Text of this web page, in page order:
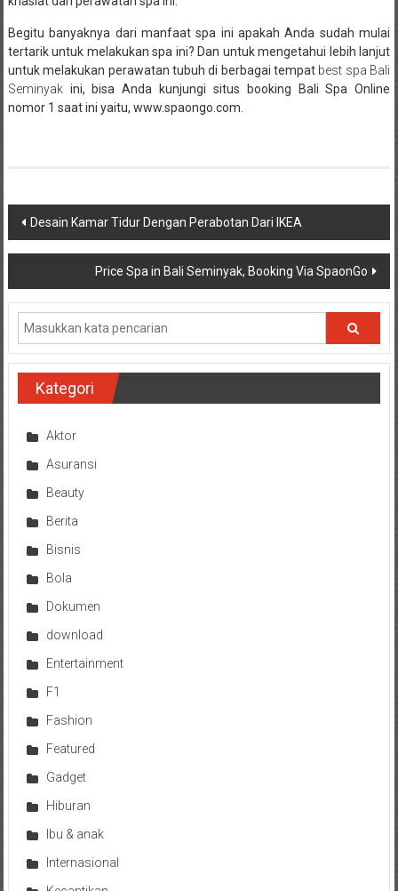
Begitu banyaknya dari manfaat spa ini apakah Anda sudah mulai
tertarik untuk melakukan spa ini? Dan untuk mengetahui lebih lanjut
untuk melakukan perawatan tubuh di berbagai tempat best spa Bali
Seminyak ini, bisa Anda kunjungi situs booking Bali Spa Online
nomor 1 saat ini yaitu, www.spaongo.com
Navigasi
pos
Desain Kamar Tidur Dengan Perabotan Dari IKEA
Price Spa in Bali Seminyak, Booking Via SpaonGo
Kategori
Aktor
Asuransi
Beauty
Berita
Bisnis
Bola
Dokumen
download
Entertainment
F1
Fashion
Featured
Gadget
Hiburan
Ibu & anak
Internasional